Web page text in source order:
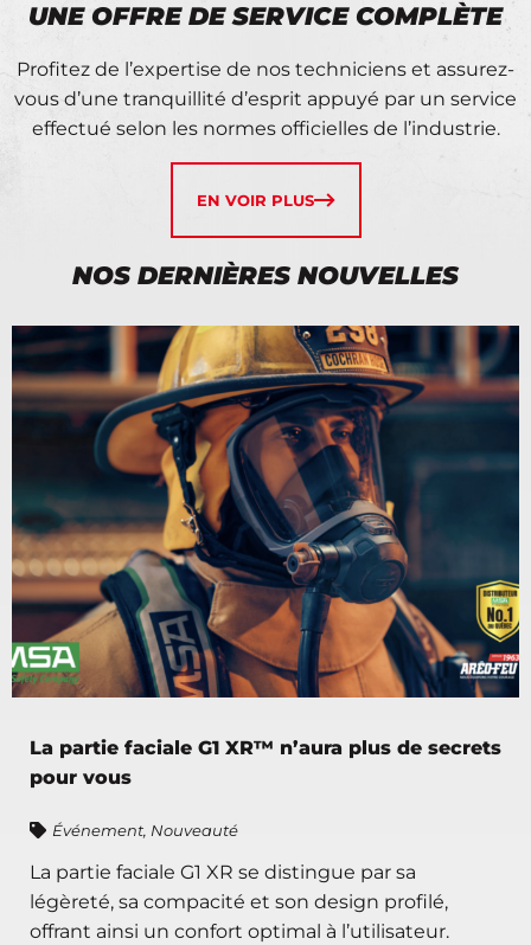
UNE OFFRE DE SERVICE COMPLÈTE
Profitez de l’expertise de nos techniciens et assurez-
vous d’une tranquillité d’esprit appuyé par un service
effectué selon les normes officielles de l’industrie.
EN VOIR PLUS
NOS DERNIÈRES NOUVELLES
La partie faciale G1 XR™ n’aura plus de secrets
pour vous
Événement, Nouveauté
La partie faciale G1 XR se distingue par sa
légèreté, sa compacité et son design profilé,
offrant ainsi un confort optimal à l’utilisateur.